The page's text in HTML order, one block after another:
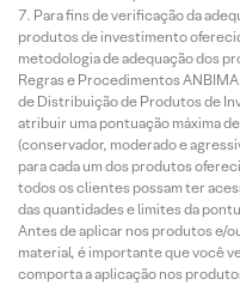
Para fins de verificação da
produtos de investimento
metodologia de adequação dos
Regras e Procedimentos
de Distribuição de Produtos de
atribuir uma pontuação máxima
(conservador, moderado e
para cada um dos produtos
todos os clientes possam ter
das quantidades e limites da
Antes de aplicar nos produtos e/
material, é importante que você
comporta a aplicação nos